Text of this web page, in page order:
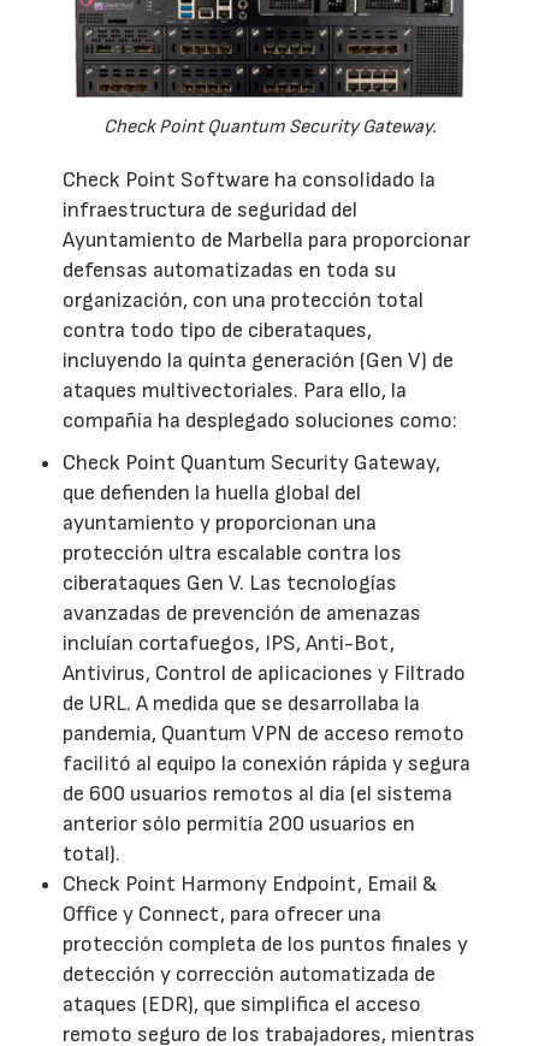
Check Point Quantum Security Gateway.
Check Point Software ha consolidado la
infraestructura de seguridad del
Ayuntamiento de Marbella para proporcionar
defensas automatizadas en toda su
organización, con una protección total
contra todo tipo de ciberataques,
incluyendo la quinta generación (Gen V) de
ataques multivectoriales. Para ello, la
compañía ha desplegado soluciones como:
Check Point Quantum Security Gateway,
que defienden la huella global del
ayuntamiento y proporcionan una
protección ultra escalable contra los
ciberataques Gen V. Las tecnologías
avanzadas de prevención de amenazas
incluían cortafuegos, IPS, Anti-Bot,
Antivirus, Control de aplicaciones y Filtrado
de URL. A medida que se desarrollaba la
pandemia, Quantum VPN de acceso remoto
facilitó al equipo la conexión rápida y segura
de 600 usuarios remotos al día (el sistema
anterior sólo permitía 200 usuarios en
total).
Check Point Harmony Endpoint, Email &
Office y Connect, para ofrecer una
protección completa de los puntos finales y
detección y corrección automatizada de
ataques (EDR), que simplifica el acceso
remoto seguro de los trabajadores, mientras